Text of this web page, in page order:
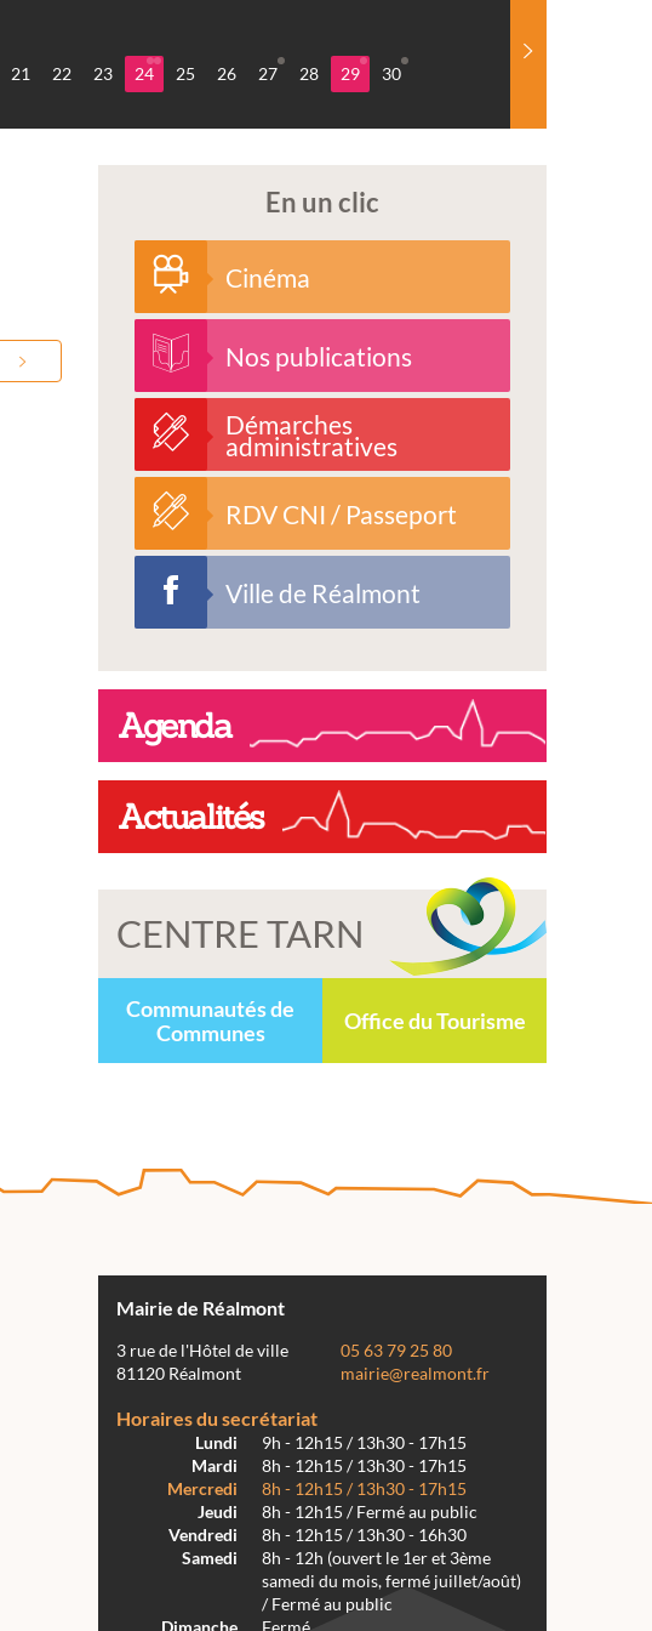
21 22 23 24 25 26 27 28 29 30
En un clic
Cinéma
Nos publications
Démarches
administratives
RDV CNI / Passeport
Ville de Réalmont
Agenda
Actualités
CENTRE TARN
Communautés de
Communes
Office du Tourisme
Mairie de Réalmont
3 rue de l'Hôtel de ville
81120 Réalmont
05 63 79 25 80
mairie@realmont.fr
Horaires du secrétariat
Lundi
9h - 12h15 / 13h30 - 17h15
Mardi
8h - 12h15 / 13h30 - 17h15
Mercredi
8h - 12h15 / 13h30 - 17h15
Jeudi
8h - 12h15 / Fermé au public
Vendredi
8h - 12h15 / 13h30 - 16h30
Samedi
8h - 12h (ouvert le 1er et 3ème
samedi du mois, fermé juillet/août)
/ Fermé au public
Dimanche
Fermé